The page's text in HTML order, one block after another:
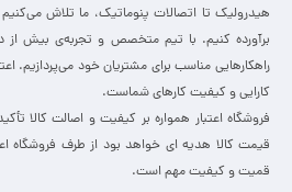
هیدرولیک تا اتصالات پنوماتیک، ما تلاش
برآورده کنیم. با تیم متخصص و تجربه‌ی بیش از
راهکارهایی مناسب برای مشتریان خود می‌پردازیم.
کارایی و کیفیت کارهای شماست.
فروشگاه اعتبار همواره بر کیفیت و اصالت کالا
قیمت کالا هدیه ای خواهد بود از طرف فروشگاه
قمیت و کیفیت مهم است.